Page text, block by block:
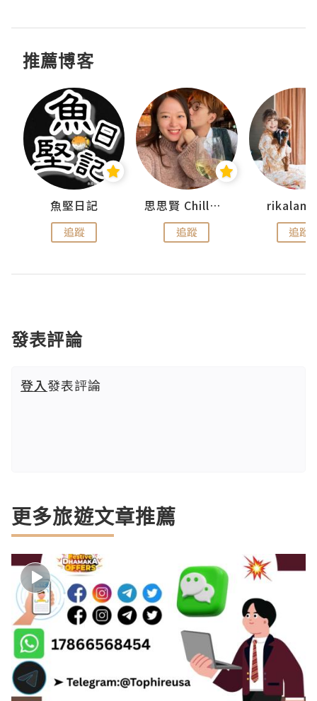
推薦博客
魚堅日記
追蹤
思思賢 ChillMyBabe
追蹤 追蹤
發表評論
登入發表評論
更多旅遊文章推薦